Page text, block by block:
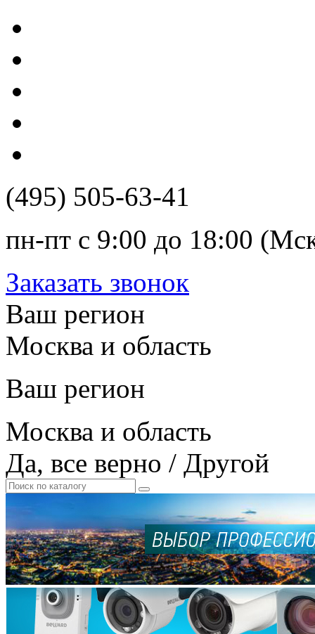
(495) 505-63-41
пн-пт с 9:00 до 18:00
Заказать звонок
Ваш регион
Москва и область
Ваш регион
Москва и область
Да, все верно / Другой